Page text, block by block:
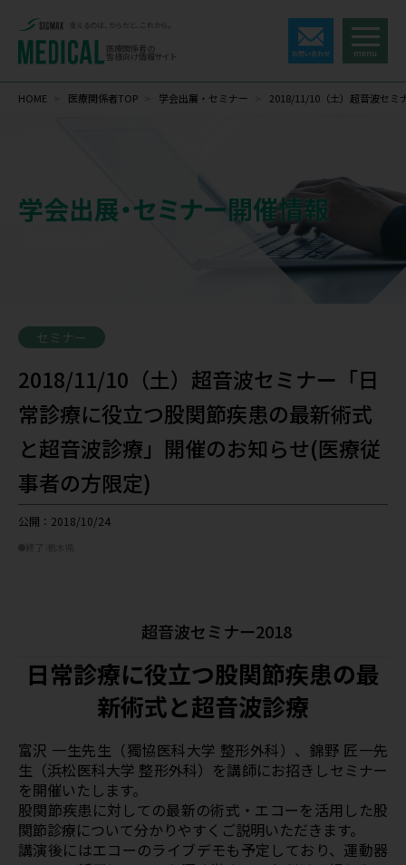
支えるのは、からだと、これから。
医療関係者の
皆様向け情報サイト
HOME > 医療関係者TOP > 学会出展・セミナー > 2018/11/10（土）超音波セミ
学会出展・セミナー開催情報
セミナー
2018/11/10（土）超音波セミナー「日
常診療に役立つ股関節疾患の最新術式
と超音波診療」開催のお知らせ(医療従
事者の方限定)
公開：2018/10/24
超音波セミナー2018
日常診療に役立つ股関節疾患の最
新術式と超音波診療
富沢 一生先生（獨協医科大学 整形外科）、錦野 匠一先
生（浜松医科大学 整形外科）を講師にお招きしセミナー
を開催いたします。
股関節疾患に対しての最新の術式・エコーを活用した股
関節診療について分かりやすくご説明いただきます。
講演後にはエコーのライブデモも予定しており、運動器